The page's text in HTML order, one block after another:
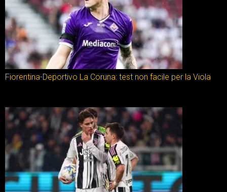
Fiorentina-Deportivo La Coruna: test non facile per la Viola